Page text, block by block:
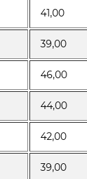
41,00
39,00
46,00
44,00
42,00
39,00